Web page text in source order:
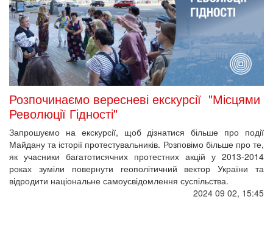
Розпочинаємо вересневі екскурсії "Місцями
Революції Гідності"
Запрошуємо на екскурсії, щоб дізнатися більше про події
Майдану та історії протестувальників. Розповімо більше про те,
як учасники багатотисячних протестних акцій у 2013-2014
роках зуміли повернути геополітичний вектор України та
відродити національне самоусвідомлення суспільства.
2024 09 02, 15:45